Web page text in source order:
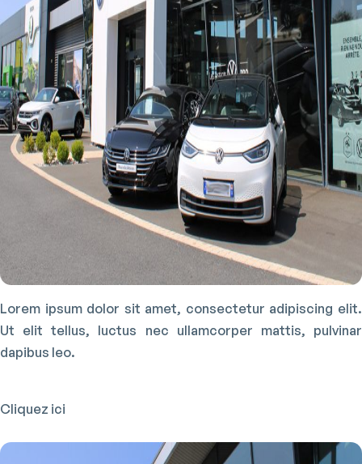
Lorem ipsum dolor sit amet, consectetur adipiscing elit.
Ut elit tellus, luctus nec ullamcorper mattis, pulvinar
dapibus leo.
Cliquez ici